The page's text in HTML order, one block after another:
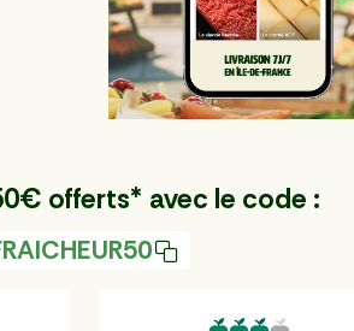
offerts* avec le code :